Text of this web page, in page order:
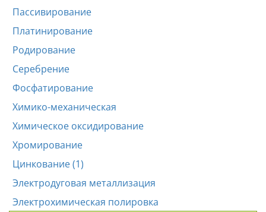
Пассивирование
Платинирование
Родирование
Серебрение
Фосфатирование
Химико-механическая
Химическое оксидирование
Хромирование
Цинкование (1)
Электродуговая металлизация
Электрохимическая полировка